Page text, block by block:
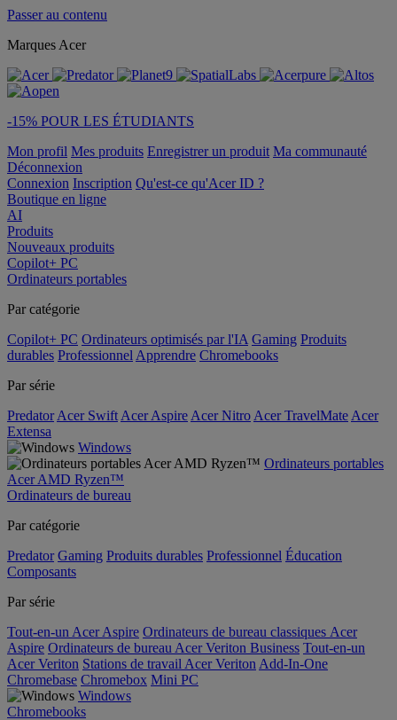
Passer au contenu
Marques Acer
-15% POUR LES ÉTUDIANTS
Mon profil Mes produits Enregistrer un produit Ma communauté
Déconnexion
Connexion Inscription Qu'est-ce qu'Acer ID ?
Boutique en ligne
AI
Produits
Nouveaux produits
Copilot+ PC
Ordinateurs portables
Par catégorie
Copilot+ PC Ordinateurs optimisés par l'IA Gaming Produits
durables Professionnel Apprendre Chromebooks
Par série
Predator Acer Swift Acer Aspire Acer Nitro Acer TravelMate Acer
Extensa
Windows
Ordinateurs portables
Acer AMD Ryzen™
Ordinateurs de bureau
Par catégorie
Predator Gaming Produits durables Professionnel Éducation
Composants
Par série
Tout-en-un Acer Aspire Ordinateurs de bureau classiques Acer
Aspire Ordinateurs de bureau Acer Veriton Business Tout-en-un
Acer Veriton Stations de travail Acer Veriton Add-In-One
Chromebase Chromebox Mini PC
Windows
Chromebooks